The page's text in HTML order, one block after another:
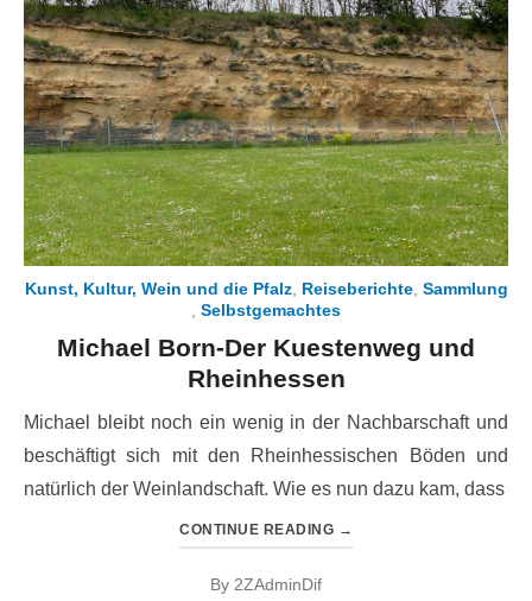
Kunst, Kultur, Wein und die Pfalz, Reiseberichte, Sammlung
Selbstgemachtes
Michael Born-Der Kuestenweg und
Rheinhessen
Michael bleibt noch ein wenig in der Nachbarschaft und
beschäftigt sich mit den Rheinhessischen Böden und
natürlich der Weinlandschaft. Wie es nun dazu kam, dass
CONTINUE READING →
By 2ZAdminDif